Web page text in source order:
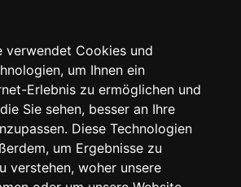
verwendet Cookies und
um Ihnen ein
Erlebnis zu ermöglichen und
Sie sehen, besser an Ihre
Diese Technologien
um Ergebnisse zu
verstehen, woher unsere
All rights reserved.